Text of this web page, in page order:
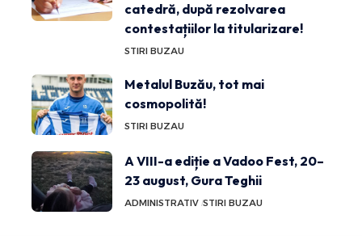
catedră, după rezolvarea
contestațiilor la titularizare!
STIRI BUZAU
Metalul Buzău, tot mai
cosmopolită!
STIRI BUZAU
A VIII-a ediție a Vadoo Fest, 20–
23 august, Gura Teghii
ADMINISTRATIV STIRI BUZAU